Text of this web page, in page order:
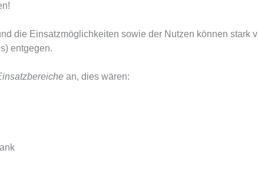
die Einsatzmöglichkeiten sowie der Nutzen können stark
entgegen.
an, dies wären: